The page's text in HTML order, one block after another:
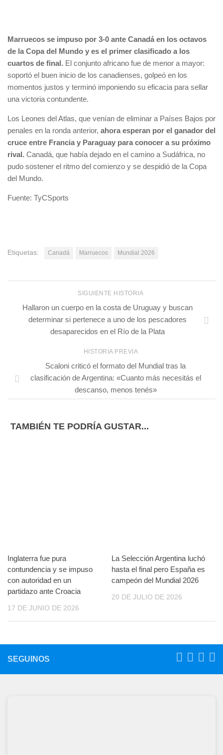
Marruecos se impuso por 3-0 ante Canadá en los octavos
de la Copa del Mundo y es el primer clasificado a los
cuartos de final. El conjunto africano fue de menor a mayor:
soportó el buen inicio de los canadienses, golpeó en los
momentos justos y terminó imponiendo su eficacia para sellar
una victoria contundente.
Los Leones del Atlas, que venían de eliminar a Países Bajos por
penales en la ronda anterior, ahora esperan por el ganador del
cruce entre Francia y Paraguay para conocer a su próximo
rival. Canadá, que había dejado en el camino a Sudáfrica, no
pudo sostener el ritmo del comienzo y se despidió de la Copa
del Mundo.
Fuente: TyCSports
Etiquetas: Canadá Marruecos Mundial 2026
SIGUIENTE HISTORIA
Hallaron un cuerpo en la costa de Uruguay y buscan
determinar si pertenece a uno de los pescadores
desaparecidos en el Río de la Plata
HISTORIA PREVIA
Scaloni criticó el formato del Mundial tras la
clasificación de Argentina: «Cuanto más necesitás el
descanso, menos tenés»
TAMBIÉN TE PODRÍA GUSTAR...
Inglaterra fue pura
contundencia y se impuso
con autoridad en un
partidazo ante Croacia
17 DE JUNIO DE 2026
La Selección Argentina luchó
hasta el final pero España es
campeón del Mundial 2026
20 DE JULIO DE 2026
SEGUINOS